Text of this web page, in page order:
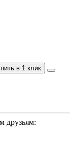
в 1 клик
друзьям: